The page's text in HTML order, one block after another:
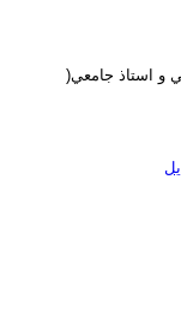
و استاذ جامعي(